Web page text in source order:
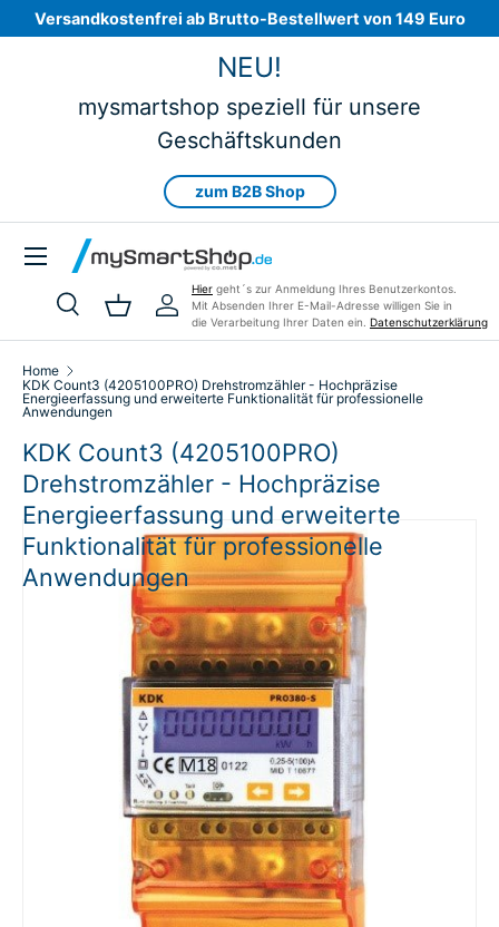
Skip to content
Versandkostenfrei ab Brutto-Bestellwert von 149 Euro
NEU!
mysmartshop speziell für unsere
Geschäftskunden
zum B2B Shop
Search
Product type
SearchBasketLog in
Hier geht´s zur Anmeldung Ihres Benutzerkontos.
Mit Absenden Ihrer E-Mail-Adresse willigen Sie in
die Verarbeitung Ihrer Daten ein. Datenschutzerklärung
Menu
Home
KDK Count3 (4205100PRO) Drehstromzähler - Hochpräzise
Energieerfassung und erweiterte Funktionalität für professionelle
Anwendungen
KDK Count3 (4205100PRO)
Drehstromzähler - Hochpräzise
Energieerfassung und erweiterte
Funktionalität für professionelle
Anwendungen